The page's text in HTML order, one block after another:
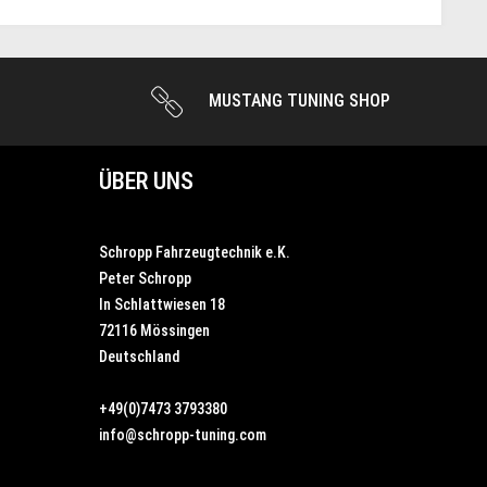
MUSTANG TUNING SHOP
ÜBER UNS
Schropp Fahrzeugtechnik e.K.
Peter Schropp
In Schlattwiesen 18
72116 Mössingen
Deutschland
+49(0)7473 3793380
info@schropp-tuning.com